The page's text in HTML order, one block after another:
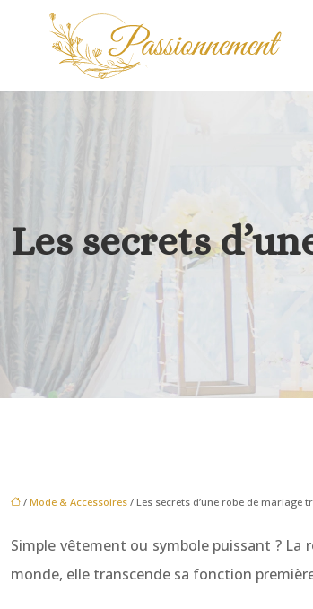
Les secrets
/ Mode & Accessoires / Les secrets d’une robe de mariage
Simple vêtement ou symbole puissant ?
monde, elle transcende sa fonction